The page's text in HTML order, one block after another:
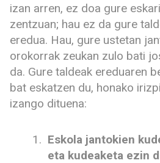
izan arren, ez doa gure
zentzuan; hau ez da gure
eredua. Hau, gure ustetan
orokorrak zeukan zulo bati
da. Gure taldeak ereduaren
bat eskatzen du, honako
izango dituena:
Eskola jantokien
eta kudeaketa ezin